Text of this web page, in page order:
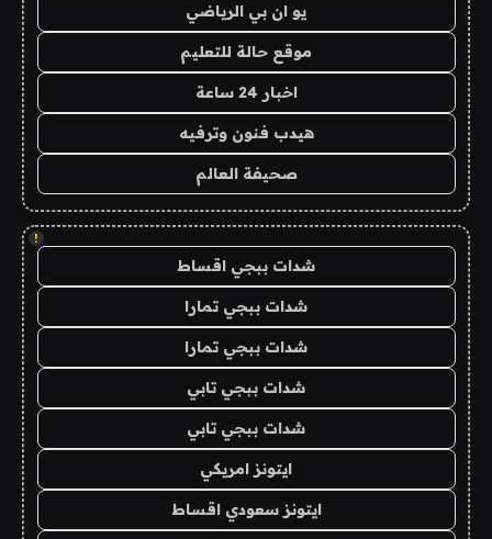
يو ان بي الرياضي
موقع حالة للتعليم
اخبار 24 ساعة
هيدب فنون وترفيه
صحيفة العالم
!
شدات ببجي اقساط
شدات ببجي تمارا
شدات ببجي تمارا
شدات ببجي تابي
شدات ببجي تابي
ايتونز امريكي
ايتونز سعودي اقساط